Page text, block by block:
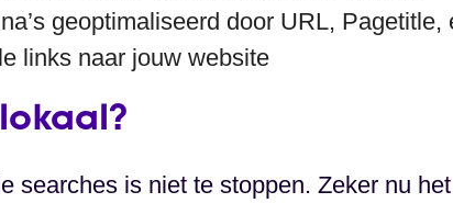
geoptimaliseerd door URL,
links naar jouw website
searches is niet te stoppen. Zeker nu